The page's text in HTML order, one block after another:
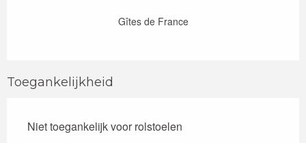
Gîtes de France
Toegankelijkheid
Niet toegankelijk voor rolstoelen